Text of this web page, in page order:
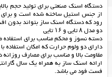
دستگاه اسنک صنعتی برای تولید حجم
از جنس استیل ساخته شده است و
رود که دستگاه اسنک ساز بتواند بدون
دو مدل ۸ تایی و ۱۶ تایی
دسته نسوز و محکم مناسب برای استفاده
دارای دو ولوم حرارت که امکان استفاده
مقاومت بالا و مناسب برای مصارف روزانه
ارائه اسنک ساز به همراه یک سال
فست فودمی باشد.